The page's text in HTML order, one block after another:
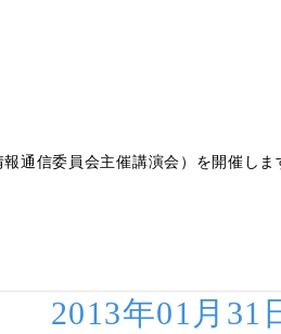
報通信委員会主催講演会）を開催しま
2013年01月31